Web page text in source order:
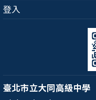
登入
臺北市立大同高級中學